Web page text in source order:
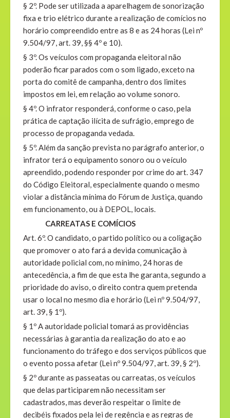
§ 2º. Pode ser utilizada a aparelhagem de sonorização
fixa e trio elétrico durante a realização de comícios no
horário compreendido entre as 8 e as 24 horas (Lei nº
9.504/97, art. 39, §§ 4º e 10).
§ 3º. Os veículos com propaganda eleitoral não
poderão ficar parados com o som ligado, exceto na
porta do comitê de campanha, dentro dos limites
impostos em lei,em relação ao volume sonoro.
§ 4º. O infrator responderá, conforme o caso, pela
prática de captação ilícita de sufrágio, emprego de
processo de propaganda vedada.
§ 5º. Além da sanção prevista no parágrafo anterior, o
infrator terá o equipamento sonoro ou o veículo
apreendido, podendo responder por crime do art. 347
do Código Eleitoral, especialmente quando o mesmo
violar a distância mínima do Fórum de Justiça, quando
em funcionamento, ou à DEPOL, locais.
CARREATAS E COMÍCIOS
Art. 6º. O candidato, o partido político ou a coligação
que promover o ato fará a devida comunicação à
autoridade policial com, no mínimo, 24 horas de
antecedência, a fim de que esta lhe garanta, segundo a
prioridade do aviso, o direito contra quem pretenda
usar o local no mesmo dia e horário (Lei nº 9.504/97,
art. 39, § 1º).
§ 1º A autoridade policial tomará as providências
necessárias à garantia da realização do ato e ao
funcionamento do tráfego e dos serviços públicos que
o evento possa afetar (Lei nº 9.504/97, art. 39, § 2º).
§ 2º durante as passeatas ou carreatas, os veículos
que delas participarem não necessitam ser
cadastrados, mas deverão respeitar o limite de
decibéis fixados pela lei de regência e as regras de